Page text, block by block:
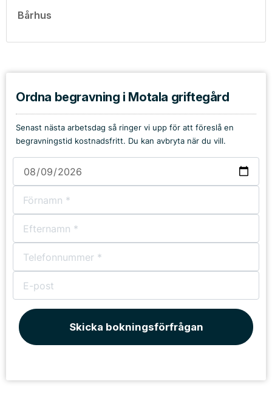
Bårhus
Ordna begravning i Motala griftegård
Senast nästa arbetsdag så ringer vi upp för att föreslå en
begravningstid kostnadsfritt. Du kan avbryta när du vill.
Skicka bokningsförfrågan